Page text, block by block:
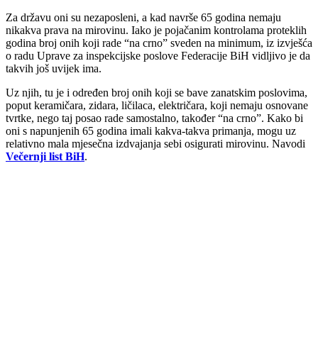
Za državu oni su nezaposleni, a kad navrše 65 godina nemaju
nikakva prava na mirovinu. Iako je pojačanim kontrolama proteklih
godina broj onih koji rade “na crno” sveden na minimum, iz izvješća
o radu Uprave za inspekcijske poslove Federacije BiH vidljivo je da
takvih još uvijek ima.
Uz njih, tu je i određen broj onih koji se bave zanatskim poslovima,
poput keramičara, zidara, ličilaca, električara, koji nemaju osnovane
tvrtke, nego taj posao rade samostalno, također “na crno”. Kako bi
oni s napunjenih 65 godina imali kakva-takva primanja, mogu uz
relativno mala mjesečna izdvajanja sebi osigurati mirovinu. Navodi
Večernji list BiH.